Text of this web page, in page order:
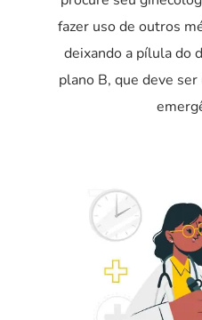
fazer uso de outros
deixando a pílula do
plano B, que deve